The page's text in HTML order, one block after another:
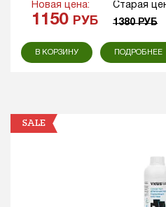
Новая цена:
1150 РУБ
Старая
1380РУБ
В КОРЗИНУ ПОДРОБНЕЕ
SALE